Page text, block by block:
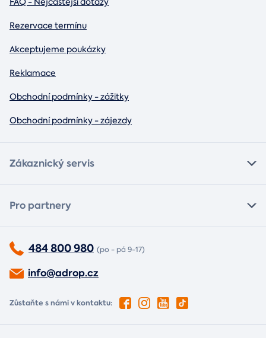
Rezervace termínu
Akceptujeme poukázky
Reklamace
Obchodní podmínky - zážitky
Obchodní podmínky - zájezdy
Zákaznický servis
Pro partnery
484 800 980 (po - pá 9-17)
info@adrop.cz
Zůstaňte s námi v kontaktu: